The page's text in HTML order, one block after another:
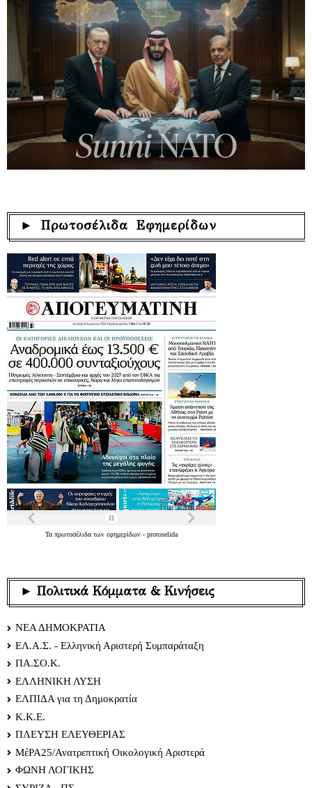
► Πρωτοσέλιδα Εφημερίδων
Τα πρωτοσέλιδα των εφημερίδων - protoselida
► Πολιτικά Κόμματα & Κινήσεις
ΝΕΑ ΔΗΜΟΚΡΑΤΙΑ
ΕΛ.Α.Σ. - Ελληνική Αριστερή Συμπαράταξη
ΠΑ.ΣΟ.Κ.
ΕΛΛΗΝΙΚΗ ΛΥΣΗ
ΕΛΠΙΔΑ για τη Δημοκρατία
Κ.Κ.Ε.
ΠΛΕΥΣΗ ΕΛΕΥΘΕΡΙΑΣ
ΜέΡΑ25/Ανατρεπτική Οικολογική Αριστερά
ΦΩΝΗ ΛΟΓΙΚΗΣ